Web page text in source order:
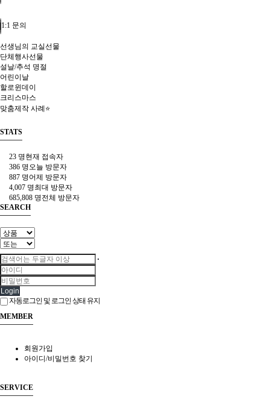
1:1 문의
선생님의 교실선물
단체행사선물
설날/추석 명절
어린이날
할로윈데이
크리스마스
맞춤제작 사례⭐
STATS
23 명현재 접속자
386 명 오늘 방문자
887 명어제 방문자
4,007 명최대 방문자
685,808 명전체 방문자
SEARCH
Login
자동로그인 및 로그인 상태 유지
MEMBER
회원가입
아이디/비밀번호 찾기
SERVICE